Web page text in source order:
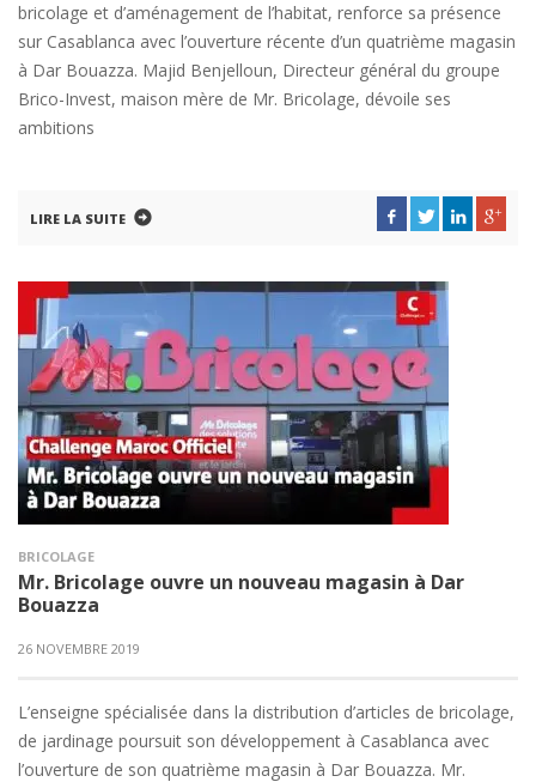
bricolage et d’aménagement de l’habitat, renforce sa présence
sur Casablanca avec l’ouverture récente d’un quatrième magasin
à Dar Bouazza. Majid Benjelloun, Directeur général du groupe
Brico-Invest, maison mère de Mr. Bricolage, dévoile ses
ambitions
LIRE LA SUITE
BRICOLAGE
Mr. Bricolage ouvre un nouveau magasin à Dar
Bouazza
26 NOVEMBRE 2019
L’enseigne spécialisée dans la distribution d’articles de bricolage,
de jardinage poursuit son développement à Casablanca avec
l’ouverture de son quatrième magasin à Dar Bouazza. Mr.